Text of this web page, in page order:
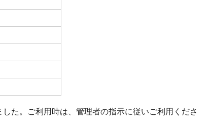
た。ご利用時は、管理者の指示に従いご利用くださ